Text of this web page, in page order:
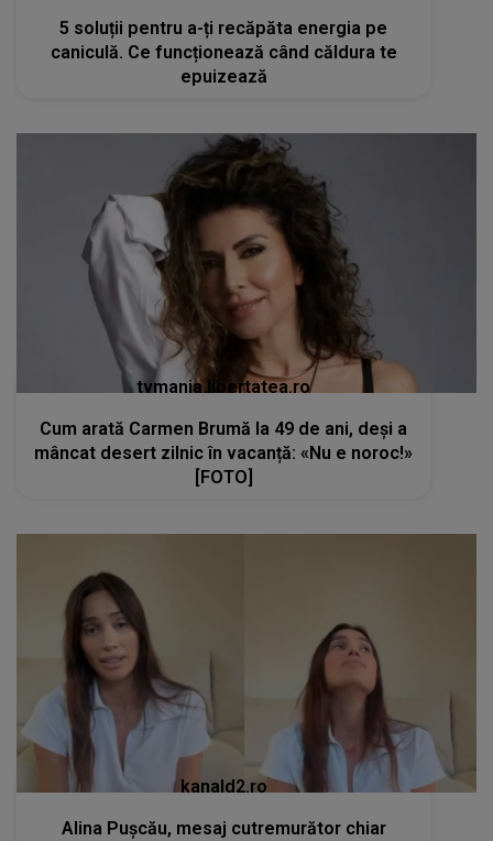
5 soluții pentru a-ți recăpăta energia pe
caniculă. Ce funcționează când căldura te
epuizează
tvmania.libertatea.ro
Cum arată Carmen Brumă la 49 de ani, deși a
mâncat desert zilnic în vacanță: «Nu e noroc!»
[FOTO]
kanald2.ro
Alina Pușcău, mesaj cutremurător chiar